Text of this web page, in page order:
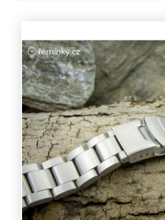
ý
p
s
p
o
d
u
k